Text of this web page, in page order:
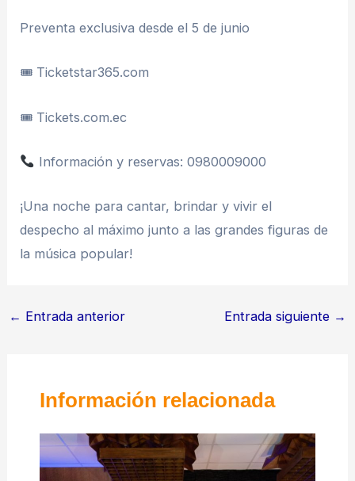
Preventa exclusiva desde el 5 de junio
🎟 Ticketstar365.com
🎟 Tickets.com.ec
Información y reservas: 0980009000
¡Una noche para cantar, brindar y vivir el
despecho al máximo junto a las grandes figuras de
la música popular!
← Entrada anterior Entrada siguiente →
Información relacionada